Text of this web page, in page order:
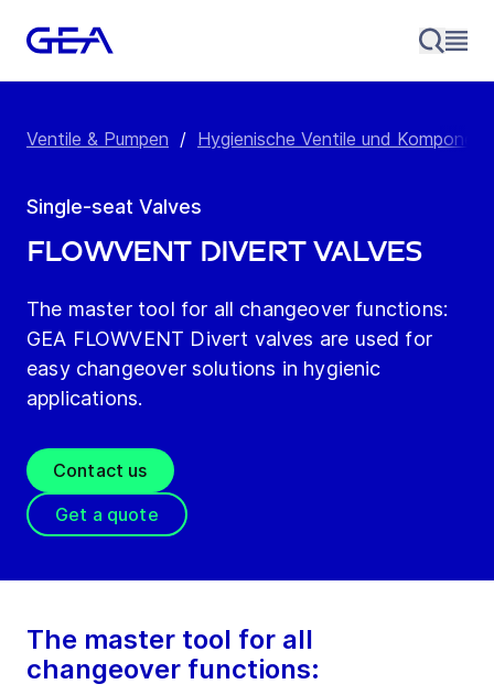
Ventile & Pumpen / Hygienische Ventile und
Single-seat Valves
FLOWVENT Divert valves
The master tool for all changeover functions:
GEA FLOWVENT Divert valves are used for
easy changeover solutions in hygienic
applications.
Contact us
Get a quote
The master tool for all
changeover functions: